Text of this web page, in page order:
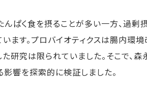
ぱく食を摂ることが多い一方、過
ます。プロバイオティクスは腸内環
研究は限られていました。そこで、森
影響を探索的に検証しました。